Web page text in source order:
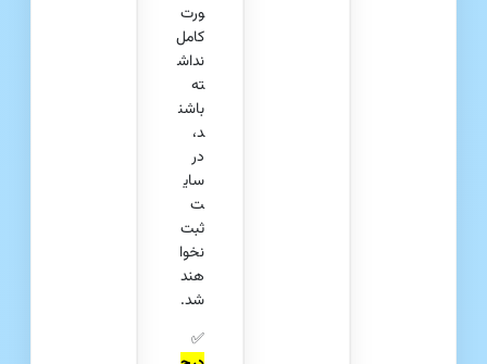
ورت
کامل
نداش
ته
باشن
د،
در
سای
ت
ثبت
نخوا
هند
شد.
✅